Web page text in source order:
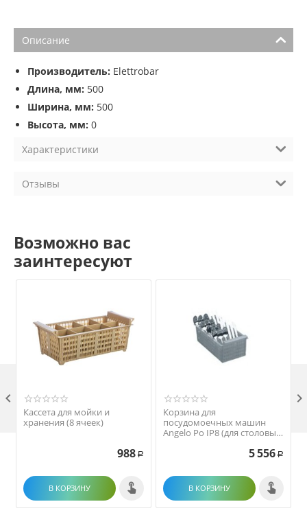
Описание
Производитель: Elettrobar
Длина, мм: 500
Ширина, мм: 500
Высота, мм: 0
Характеристики
Отзывы
Возможно вас
заинтересуют
Кассета для мойки и
хранения (8 ячеек)
988 Р
В КОРЗИНУ
Корзина для
посудомоечных машин
Angelo Po IP8 (для столовых
5 556 Р
В КОРЗИНУ
 